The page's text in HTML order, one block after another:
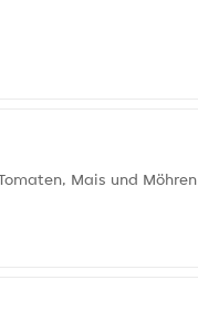
Mais und Möhren